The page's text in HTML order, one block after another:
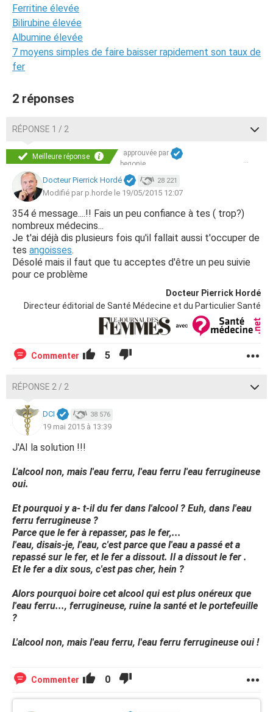
Ferritine élevée
Bilirubine élevée
Albumine élevée
7 moyens simples de faire baisser rapidement son taux de
fer
2 réponses
RÉPONSE 1 / 2
Meilleure réponse
approuvée par
begonie
Docteur Pierrick Hordé 28 221
Modifié par p.horde le 19/05/2015 12:07
354 é message....!! Fais un peu confiance à tes ( trop?)
nombreux médecins...
Je t'ai déjà dis plusieurs fois qu'il fallait aussi t'occuper de
tes angoisses.
Désolé mais il faut que tu acceptes d'être un peu suivie
pour ce problème
Docteur Pierrick Hordé
Directeur éditorial de Santé Médecine et du Particulier Santé
Commenter 5
RÉPONSE 2 / 2
DCI 38 576
19 mai 2015 à 13:39
J'AI la solution !!!
L'alcool non, mais l'eau ferru, l'eau ferru l'eau ferrugineuse
oui.
Et pourquoi y a- t-il du fer dans l'alcool ? Euh, dans l'eau
ferru ferrugineuse ?
Parce que le fer à repasser, pas le fer,...
l'eau, disais-je, l'eau, c'est parce que l'eau a passé et a
repassé sur le fer, et le fer a dissout. Il a dissout le fer .
Et le fer a dix sous, c'est pas cher, hein ?
Alors pourquoi boire cet alcool qui est plus onéreux que
l'eau ferru..., ferrugineuse, ruine la santé et le portefeuille
?
L'alcool non, mais l'eau ferru, l'eau ferru ferrugineuse oui !
Commenter 0